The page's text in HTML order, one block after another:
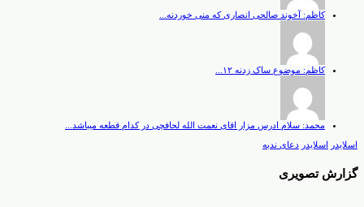
کاظم: آخوند صالحی انصاری که منی خوردنه...
کاظم: موضوع ساک زدنه ۱۲...
محمد: سلام ادرس مزار اقای نعمت الله لحافچی در کدام قطعه میباشد...
اسلایدر اسلایدر دعای ندبه
گزارش تصویری